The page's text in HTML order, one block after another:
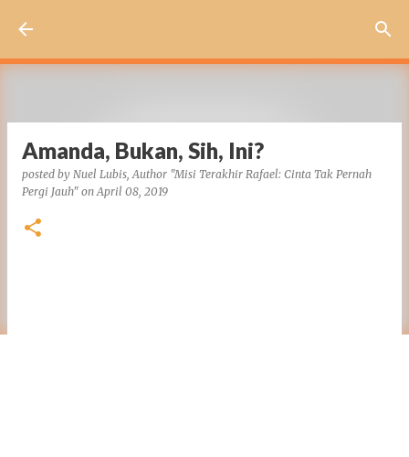
Amanda, Bukan, Sih, Ini?
posted by Nuel Lubis, Author "Misi Terakhir Rafael: Cinta Tak Pernah
Pergi Jauh" onApril 08, 2019